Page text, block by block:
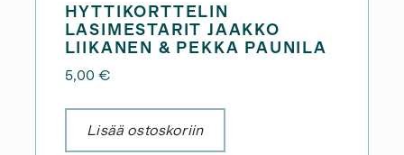
HYTTIKORTTELIN
LASIMESTARIT JAAKKO
LIIKANEN & PEKKA PAUNILA
5,00 €
Lisää ostoskoriin